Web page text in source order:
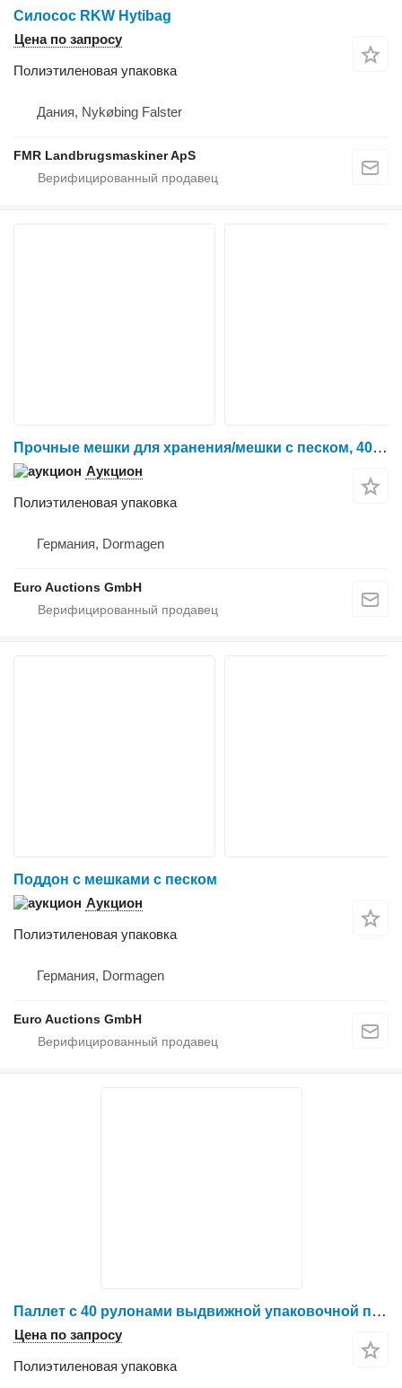
Силосос RKW Hytibag
Цена по запросу
Полиэтиленовая упаковка
Дания, Nykøbing Falster
FMR Landbrugsmaskiner ApS
Прочные мешки для хранения/мешки с песком, 40 см x 40 см x 90 см (примерно 30 см)
Аукцион
Полиэтиленовая упаковка
Германия, Dormagen
Euro Auctions GmbH
Поддон с мешками с песком
Аукцион
Полиэтиленовая упаковка
Германия, Dormagen
Euro Auctions GmbH
Паллет с 40 рулонами выдвижной упаковочной пленки Silvalac B1200
Цена по запросу
Полиэтиленовая упаковка